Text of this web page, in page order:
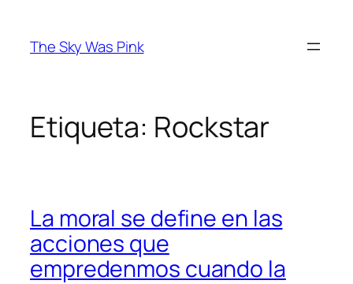
contenido
The Sky Was Pink
Etiqueta: Rockstar
La moral se define en las
acciones que
empredenmos cuando la